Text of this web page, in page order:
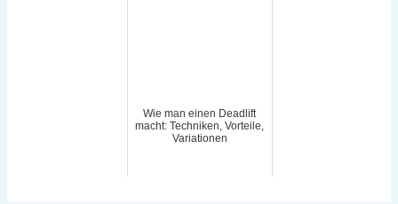
Wie man einen Deadlift
macht: Techniken, Vorteile,
Variationen